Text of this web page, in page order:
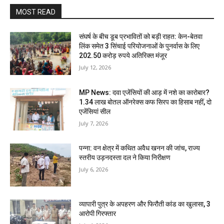
MOST READ
संघर्ष के बीच डूब प्रभावितों को बड़ी राहत: केन-बेतवा
लिंक समेत 3 सिंचाई परियोजनाओं के पुनर्वास के लिए
202.50 करोड़ रुपये अतिरिक्त मंजूर
July 12, 2026
MP News: दवा एजेंसियों की आड़ में नशे का कारोबार?
1.34 लाख बोतल ऑनरेक्स कफ सिरप का हिसाब नहीं, दो
एजेंसियां सील
July 7, 2026
पन्ना: वन क्षेत्र में कथित अवैध खनन की जांच, राज्य
स्तरीय उड़नदस्ता दल ने किया निरीक्षण
July 6, 2026
व्यापारी पुत्र के अपहरण और फिरौती कांड का खुलासा, 3
आरोपी गिरफ्तार